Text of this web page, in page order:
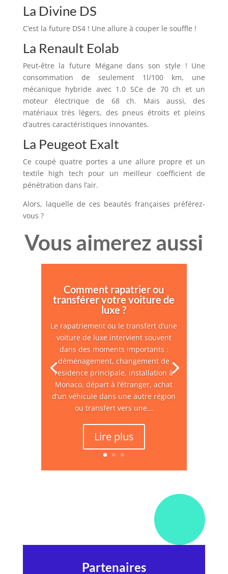
La Divine DS
C’est la future DS4 ! Une allure à couper le souffle !
La Renault Eolab
Peut-être la future Mégane dans son style ! Une
consommation de seulement 1l/100 km, une
mécanique hybride avec 1.0 SCe de 70 ch et un
moteur électrique de 68 ch. Mais aussi, des
matériaux très légers, des pneus étroits et pleins
d’autres caractéristiques innovantes.
La Peugeot Exalt
Ce coupé quatre portes a une allure propre et un
textile high tech pour un meilleur coefficient de
pénétration dans l’air.
Alors, laquelle de ces beautés françaises préférez-
vous ?
Vous aimerez aussi
Comment rapatrier ou
transférer votre voiture de
luxe ?
Le rapatriement ou le transfert d’une
voiture de luxe intervient souvent
dans des moments importants :
déménagement, changement de
résidence principale, installation à
Monaco, départ à l’étranger, achat
d’un véhicule dans une autre région
ou transfert vers une...
Lire plus
Partenaires